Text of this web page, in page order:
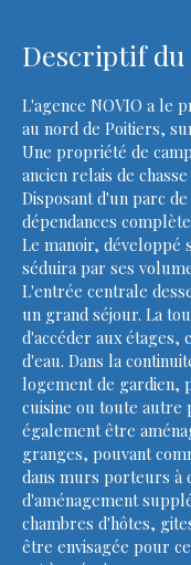
Descriptif du
L'agence NOVIO a le
au nord de Poitiers,
Une propriété de
ancien relais de
Disposant d'un parc
dépendances
Le manoir, développé
séduira par ses
L'entrée centrale
un grand séjour. La
d'accéder aux étages,
d'eau. Dans la
logement de gardien,
cuisine ou toute autre
également être
granges, pouvant
dans murs porteurs à
d'aménagement
chambres d'hôtes,
être envisagée pour